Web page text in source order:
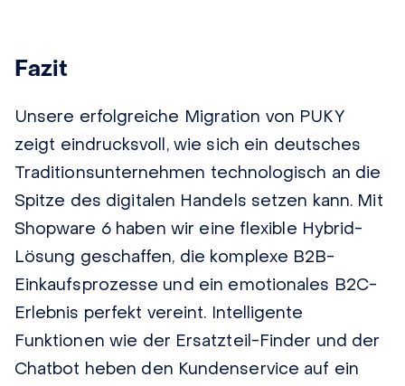
Fazit
Unsere erfolgreiche Migration von PUKY
zeigt eindrucksvoll, wie sich ein deutsches
Traditionsunternehmen technologisch an die
Spitze des digitalen Handels setzen kann. Mit
Shopware 6 haben wir eine flexible Hybrid-
Lösung geschaffen, die komplexe B2B-
Einkaufsprozesse und ein emotionales B2C-
Erlebnis perfekt vereint. Intelligente
Funktionen wie der Ersatzteil-Finder und der
Chatbot heben den Kundenservice auf ein